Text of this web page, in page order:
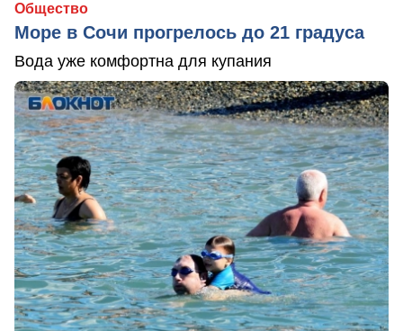
Общество
Море в Сочи прогрелось до 21 градуса
Вода уже комфортна для купания